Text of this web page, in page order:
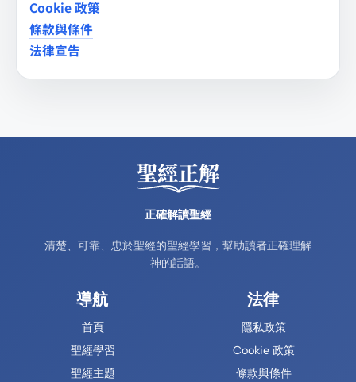
Cookie 政策
條款與條件
法律宣告
正確解讀聖經
清楚、可靠、忠於聖經的聖經學習，幫助讀者正確理解
神的話語。
導航
首頁
聖經學習
聖經主題
法律
隱私政策
Cookie 政策
條款與條件